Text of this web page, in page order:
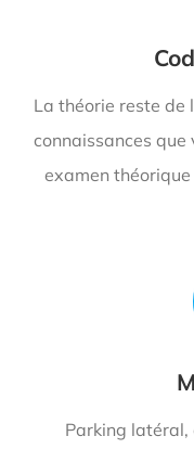
La théorie reste de
connaissances
examen
Parking latéral,